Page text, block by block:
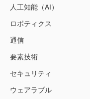
人工知能（AI）
ロボティクス
通信
要素技術
セキュリティ
ウェアラブル